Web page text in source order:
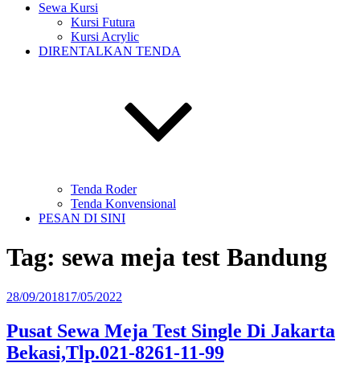
Sewa Kursi
Kursi Futura
Kursi Acrylic
DIRENTALKAN TENDA
Tenda Roder
Tenda Konvensional
PESAN DI SINI
Tag: sewa meja test Bandung
Diposkan
28/09/201817/05/2022
Pusat Sewa Meja Test Single Di Jakarta
Bekasi,Tlp.021-8261-11-99